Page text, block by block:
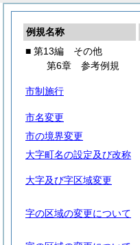
例規名称
■ 第13編 その他
第6章 参考例規
市制施行
市名変更
市の境界変更
大字町名の設定及び改称
大字及び字区域変更
字の区域の変更について